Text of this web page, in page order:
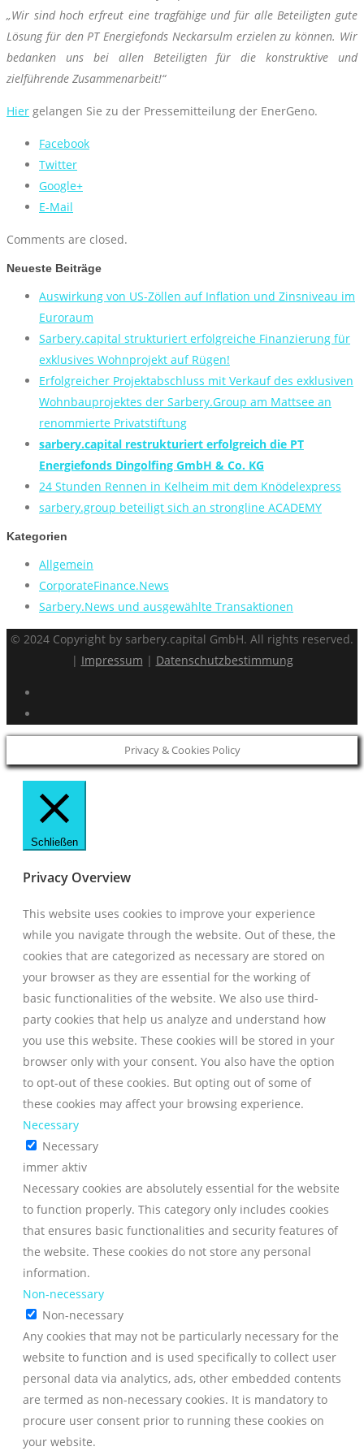
„Wir sind hoch erfreut eine tragfähige und für alle Beteiligten gute
Lösung für den PT Energiefonds Neckarsulm erzielen zu können. Wir
bedanken uns bei allen Beteiligten für die konstruktive und
zielführende Zusammenarbeit!“
Hier gelangen Sie zu der Pressemitteilung der EnerGeno.
Facebook
Twitter
Google+
E-Mail
Comments are closed.
Neueste Beiträge
Auswirkung von US-Zöllen auf Inflation und Zinsniveau im
Euroraum
Sarbery.capital strukturiert erfolgreiche Finanzierung für
exklusives Wohnprojekt auf Rügen!
Erfolgreicher Projektabschluss mit Verkauf des exklusiven
Wohnbauprojektes der Sarbery.Group am Mattsee an
renommierte Privatstiftung
sarbery.capital restrukturiert erfolgreich die PT
Energiefonds Dingolfing GmbH & Co. KG
24 Stunden Rennen in Kelheim mit dem Knödelexpress
sarbery.group beteiligt sich an strongline ACADEMY
Kategorien
Allgemein
CorporateFinance.News
Sarbery.News und ausgewählte Transaktionen
© 2024 Copyright by sarbery.capital GmbH. All rights reserved.
| Impressum | Datenschutzbestimmung
Privacy & Cookies Policy
Schließen
Privacy Overview
This website uses cookies to improve your experience
while you navigate through the website. Out of these, the
cookies that are categorized as necessary are stored on
your browser as they are essential for the working of
basic functionalities of the website. We also use third-
party cookies that help us analyze and understand how
you use this website. These cookies will be stored in your
browser only with your consent. You also have the option
to opt-out of these cookies. But opting out of some of
these cookies may affect your browsing experience.
Necessary
Necessary
immer aktiv
Necessary cookies are absolutely essential for the website
to function properly. This category only includes cookies
that ensures basic functionalities and security features of
the website. These cookies do not store any personal
information.
Non-necessary
Non-necessary
Any cookies that may not be particularly necessary for the
website to function and is used specifically to collect user
personal data via analytics, ads, other embedded contents
are termed as non-necessary cookies. It is mandatory to
procure user consent prior to running these cookies on
your website.